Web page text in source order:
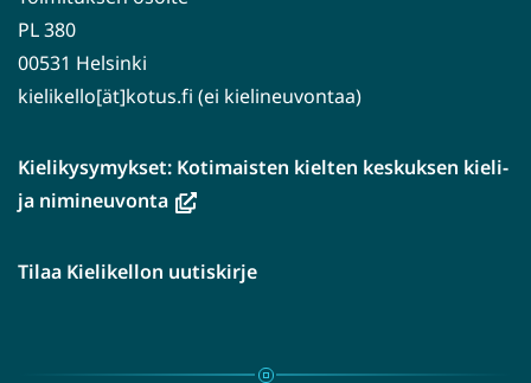
PL 380
00531 Helsinki
kielikello[ät]kotus.fi (ei kielineuvontaa)
Kielikysymykset: Kotimaisten kielten keskuksen kieli-
ja nimineuvonta(avautuu
ikkunaan,
palveluun)
Tilaa Kielikellon uutiskirje